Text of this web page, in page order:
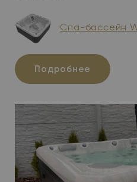
Спа-бассейн
Подробнее